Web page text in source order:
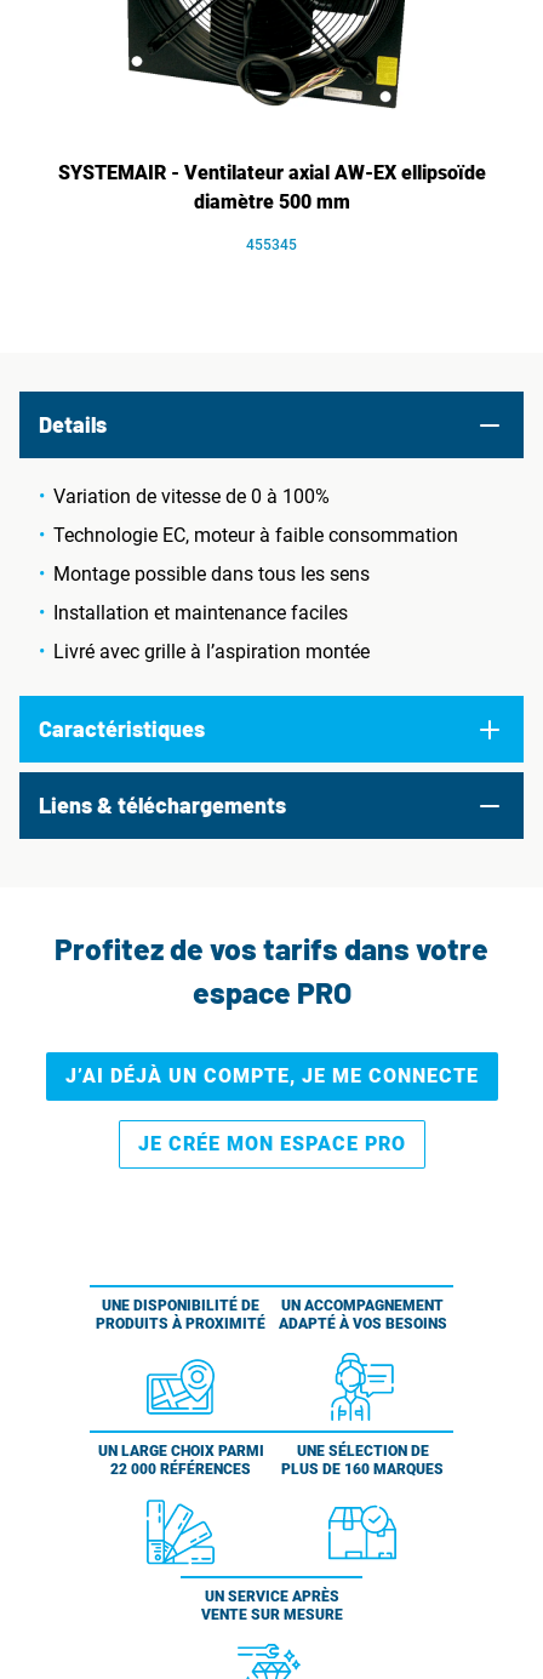
SYSTEMAIR - Ventilateur axial AW-EX ellipsoïde
diamètre 500 mm
455345
Details
Variation de vitesse de 0 à 100%
Technologie EC, moteur à faible consommation
Montage possible dans tous les sens
Installation et maintenance faciles
Livré avec grille à l’aspiration montée
Caractéristiques
Liens & téléchargements
Profitez de vos tarifs dans votre
espace PRO
J’AI DÉJÀ UN COMPTE, JE ME CONNECTE
JE CRÉE MON ESPACE PRO
UNE DISPONIBILITÉ DE
PRODUITS À PROXIMITÉ
UN ACCOMPAGNEMENT
ADAPTÉ À VOS BESOINS
UN LARGE CHOIX PARMI
22 000 RÉFÉRENCES
UNE SÉLECTION DE
PLUS DE 160 MARQUES
UN SERVICE APRÈS
VENTE SUR MESURE